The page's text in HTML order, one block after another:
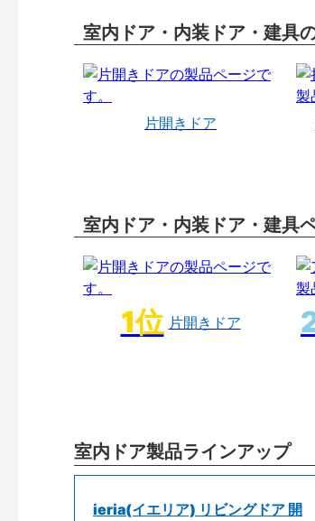
室内ドア・内装ドア・建具
片開きドア
室内ドア・内装ドア・建具
片開きドア
室内ドア製品ラインアップ
ieria(イエリア) リビングドア 開